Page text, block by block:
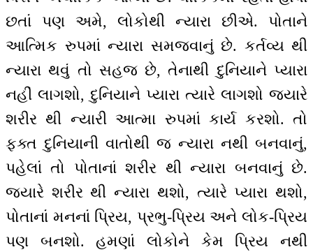
છતાં પણ અમે, લોકોથી ન્યારા છીએ. પોતાને
આત્મિક રુપમાં ન્યારા સમજવાનું છે. કર્તવ્ય થી
ન્યારા થવું તો સહજ છે, તેનાથી દુનિયાને પ્યારા
નહીં લાગશો, દુનિયાને પ્યારા ત્યારે લાગશો જ્યારે
શરીર થી ન્યારી આત્મા રુપમાં કાર્ય કરશો. તો
ફક્ત દુનિયાની વાતોથી જ ન્યારા નથી બનવાનું,
પહેલાં તો પોતાનાં શરીર થી ન્યારા બનવાનું છે.
જ્યારે શરીર થી ન્યારા થશો, ત્યારે પ્યારા થશો,
પોતાનાં મનનાં પ્રિય, પ્રભુ-પ્રિય અને લોક-પ્રિય
પણ બનશો. હમણાં લોકોને કેમ પ્રિય નથી